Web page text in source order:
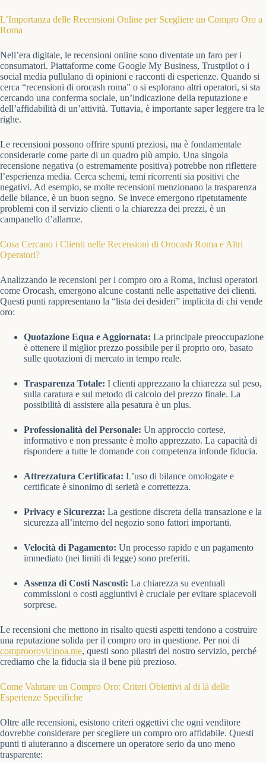
L’Importanza delle Recensioni Online per Scegliere un Compro Oro a
Roma
Nell’era digitale, le recensioni online sono diventate un faro per i
consumatori. Piattaforme come Google My Business, Trustpilot o i
social media pullulano di opinioni e racconti di esperienze. Quando si
cerca “recensioni di orocash roma” o si esplorano altri operatori, si sta
cercando una conferma sociale, un’indicazione della reputazione e
dell’affidabilità di un’attività. Tuttavia, è importante saper leggere tra le
righe.
Le recensioni possono offrire spunti preziosi, ma è fondamentale
considerarle come parte di un quadro più ampio. Una singola
recensione negativa (o estremamente positiva) potrebbe non riflettere
l’esperienza media. Cerca schemi, temi ricorrenti sia positivi che
negativi. Ad esempio, se molte recensioni menzionano la trasparenza
delle bilance, è un buon segno. Se invece emergono ripetutamente
problemi con il servizio clienti o la chiarezza dei prezzi, è un
campanello d’allarme.
Cosa Cercano i Clienti nelle Recensioni di Orocash Roma e Altri
Operatori?
Analizzando le recensioni per i compro oro a Roma, inclusi operatori
come Orocash, emergono alcune costanti nelle aspettative dei clienti.
Questi punti rappresentano la “lista dei desideri” implicita di chi vende
oro:
Quotazione Equa e Aggiornata: La principale preoccupazione
è ottenere il miglior prezzo possibile per il proprio oro, basato
sulle quotazioni di mercato in tempo reale.
Trasparenza Totale: I clienti apprezzano la chiarezza sul peso,
sulla caratura e sul metodo di calcolo del prezzo finale. La
possibilità di assistere alla pesatura è un plus.
Professionalità del Personale: Un approccio cortese,
informativo e non pressante è molto apprezzato. La capacità di
rispondere a tutte le domande con competenza infonde fiducia.
Attrezzatura Certificata: L’uso di bilance omologate e
certificate è sinonimo di serietà e correttezza.
Privacy e Sicurezza: La gestione discreta della transazione e la
sicurezza all’interno del negozio sono fattori importanti.
Velocità di Pagamento: Un processo rapido e un pagamento
immediato (nei limiti di legge) sono preferiti.
Assenza di Costi Nascosti: La chiarezza su eventuali
commissioni o costi aggiuntivi è cruciale per evitare spiacevoli
sorprese.
Le recensioni che mettono in risalto questi aspetti tendono a costruire
una reputazione solida per il compro oro in questione. Per noi di
comproorovicinoa.me, questi sono pilastri del nostro servizio, perché
crediamo che la fiducia sia il bene più prezioso.
Come Valutare un Compro Oro: Criteri Obiettivi al di là delle
Esperienze Specifiche
Oltre alle recensioni, esistono criteri oggettivi che ogni venditore
dovrebbe considerare per scegliere un compro oro affidabile. Questi
punti ti aiuteranno a discernere un operatore serio da uno meno
trasparente: